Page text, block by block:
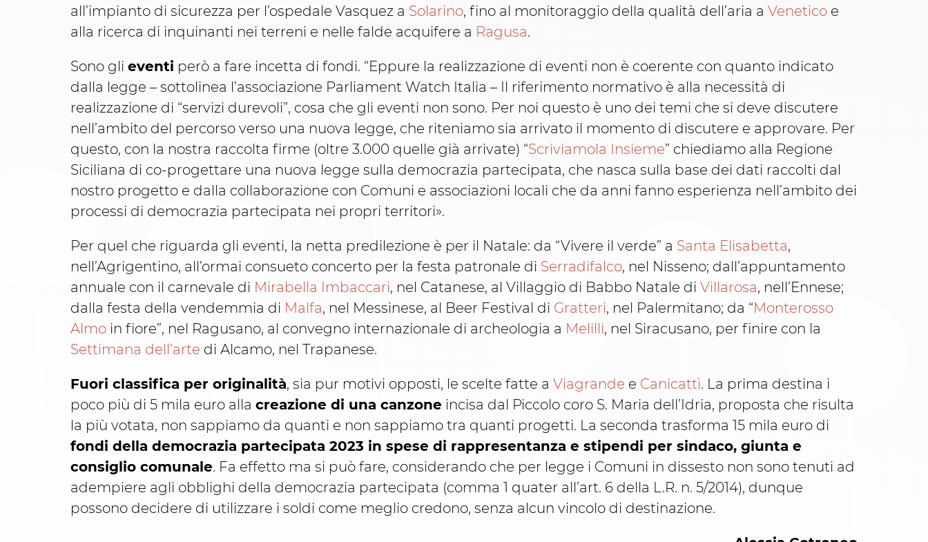
all’impianto di sicurezza per l’ospedale Vasquez a Solarino, fino al monitoraggio della qualità dell’aria a Venetico e
alla ricerca di inquinanti nei terreni e nelle falde acquifere a Ragusa.
Sono gli eventi però a fare incetta di fondi. “Eppure la realizzazione di eventi non è coerente con quanto indicato
dalla legge – sottolinea l’associazione Parliament Watch Italia – Il riferimento normativo è alla necessità di
realizzazione di “servizi durevoli”, cosa che gli eventi non sono. Per noi questo è uno dei temi che si deve discutere
nell’ambito del percorso verso una nuova legge, che riteniamo sia arrivato il momento di discutere e approvare. Per
questo, con la nostra raccolta firme (oltre 3.000 quelle già arrivate) “Scriviamola Insieme” chiediamo alla Regione
Siciliana di co-progettare una nuova legge sulla democrazia partecipata, che nasca sulla base dei dati raccolti dal
nostro progetto e dalla collaborazione con Comuni e associazioni locali che da anni fanno esperienza nell’ambito dei
processi di democrazia partecipata nei propri territori».
Per quel che riguarda gli eventi, la netta predilezione è per il Natale: da “Vivere il verde” a Santa Elisabetta,
nell’Agrigentino, all’ormai consueto concerto per la festa patronale di Serradifalco, nel Nisseno; dall’appuntamento
annuale con il carnevale di Mirabella Imbaccari, nel Catanese, al Villaggio di Babbo Natale di Villarosa, nell’Ennese;
dalla festa della vendemmia di Malfa, nel Messinese, al Beer Festival di Gratteri, nel Palermitano; da “Monterosso
Almo in fiore”, nel Ragusano, al convegno internazionale di archeologia a Melilli, nel Siracusano, per finire con la
Settimana dell’arte di Alcamo, nel Trapanese.
Fuori classifica per originalità, sia pur motivi opposti, le scelte fatte a Viagrande e Canicattì. La prima destina i
poco più di 5 mila euro alla creazione di una canzone incisa dal Piccolo coro S. Maria dell’Idria, proposta che risulta
la più votata, non sappiamo da quanti e non sappiamo tra quanti progetti. La seconda trasforma 15 mila euro di
fondi della democrazia partecipata 2023 in spese di rappresentanza e stipendi per sindaco, giunta e
consiglio comunale. Fa effetto ma si può fare, considerando che per legge i Comuni in dissesto non sono tenuti ad
adempiere agli obblighi della democrazia partecipata (comma 1 quater all’art. 6 della L.R. n. 5/2014), dunque
possono decidere di utilizzare i soldi come meglio credono, senza alcun vincolo di destinazione.